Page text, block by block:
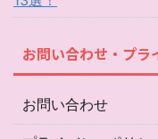
お問い合わせ・プラ
お問い合わせ